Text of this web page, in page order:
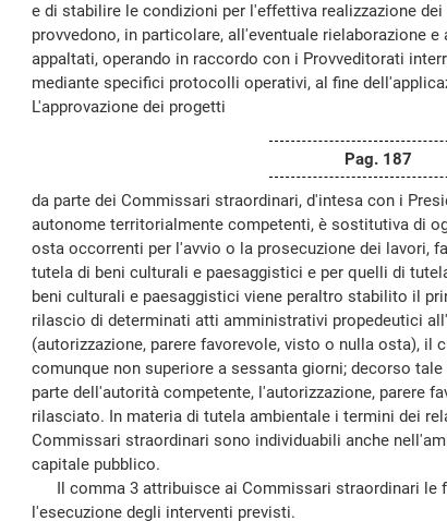
e di stabilire le condizioni per l'effettiva realizzazione
provvedono, in particolare, all'eventuale rielaborazione
appaltati, operando in raccordo con i Provveditorati
mediante specifici protocolli operativi, al fine
L'approvazione dei progetti
Pag. 187
da parte dei Commissari straordinari, d'intesa con i
autonome territorialmente competenti, è sostitutiva di
osta occorrenti per l'avvio o la prosecuzione dei lavori,
tutela di beni culturali e paesaggistici e per quelli di
beni culturali e paesaggistici viene peraltro stabilito il
rilascio di determinati atti amministrativi propedeutici
(autorizzazione, parere favorevole, visto o nulla osta), il
comunque non superiore a sessanta giorni; decorso
parte dell'autorità competente, l'autorizzazione, parere
rilasciato. In materia di tutela ambientale i termini dei
Commissari straordinari sono individuabili anche
capitale pubblico.
Il comma 3 attribuisce ai Commissari straordinari le
l'esecuzione degli interventi previsti.